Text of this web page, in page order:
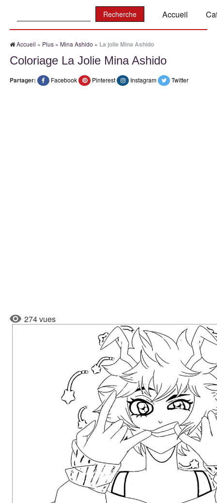
Accueil
Accueil » Plus » Mina Ashido » La jolie Mina Ashido
Coloriage La Jolie Mina Ashido
Partager: Facebook Pinterest Instagram Twitter
274 vues